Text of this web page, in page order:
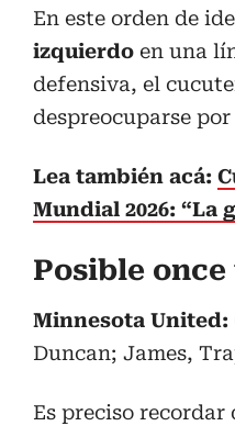
En este orden de
izquierdo en una
defensiva, el
despreocuparse
Lea también acá:
Mundial 2026: “La
Posible
Minnesota United:
Duncan; James,
Es preciso recordar